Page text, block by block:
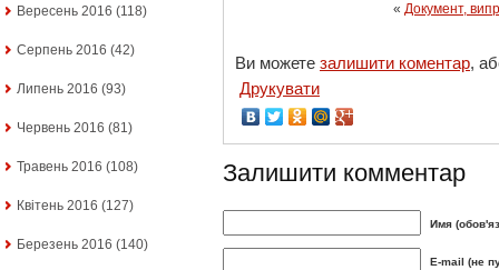
Вересень 2016 (118)
Серпень 2016 (42)
Липень 2016 (93)
Червень 2016 (81)
Травень 2016 (108)
Квітень 2016 (127)
Березень 2016 (140)
« Документ,
Ви можете залишити коментар,
Друкувати
Залишити комментар
Имя
E-mail (не